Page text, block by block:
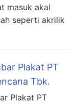
masuk akal
seperti akrilik
Plakat PT
Tbk.
Plakat PT